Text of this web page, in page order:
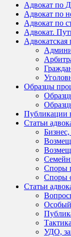
Адвокат по
Адвокат по
Адвокат по
Адвокат.
Образцы
Статьи
Споры
Споры
Статьи
Особый
УДО,